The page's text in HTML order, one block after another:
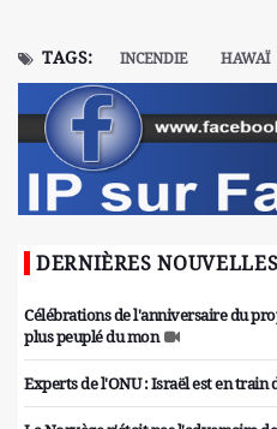
TAGS: INCENDIE HAWAÏ
DERNIÈRES NOUVELLES
Célébrations de l'anniversaire du
plus peuplé du mon
Experts de l'ONU : Israël est en train